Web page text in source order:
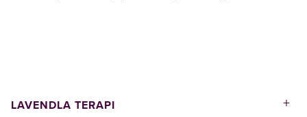
LAVENDLA TERAPI +